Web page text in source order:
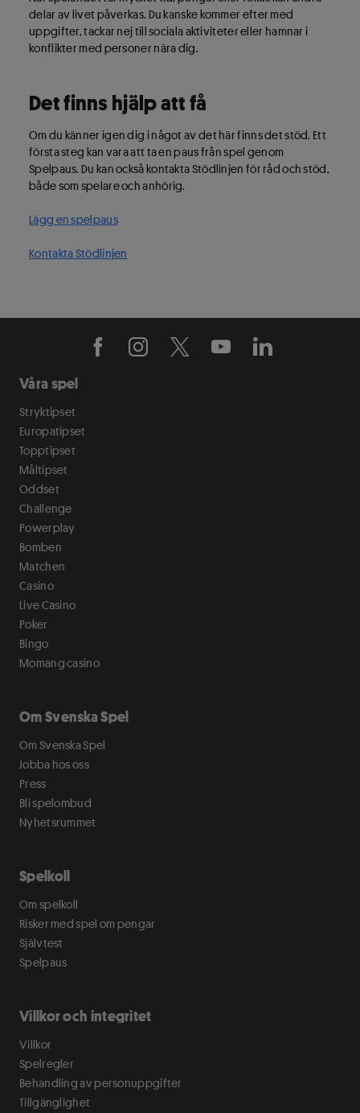
delar av livet påverkas. Du kanske kommer efter med
uppgifter, tackar nej till sociala aktiviteter eller hamnar i
konflikter med personer nära dig.​
Det finns hjälp att få
Om du känner igen dig i något av det här finns det stöd. Ett
första steg kan vara att ta en paus från spel genom
Spelpaus. Du kan också kontakta Stödlinjen för råd och stöd,
både som spelare och anhörig.​
Lägg en spelpaus
Kontakta Stödlinjen
Våra spel
Stryktipset
Europatipset
Topptipset
Måltipset
Oddset
Challenge
Powerplay
Bomben
Matchen
Casino
Live Casino
Poker
Bingo
Momang casino
Om Svenska Spel
Om Svenska Spel
Jobba hos oss
Press
Bli spelombud
Nyhetsrummet
Spelkoll
Om spelkoll
Risker med spel om pengar
Självtest
Spelpaus
Villkor och integritet
Villkor
Spelregler
Behandling av personuppgifter
Tillgänglighet